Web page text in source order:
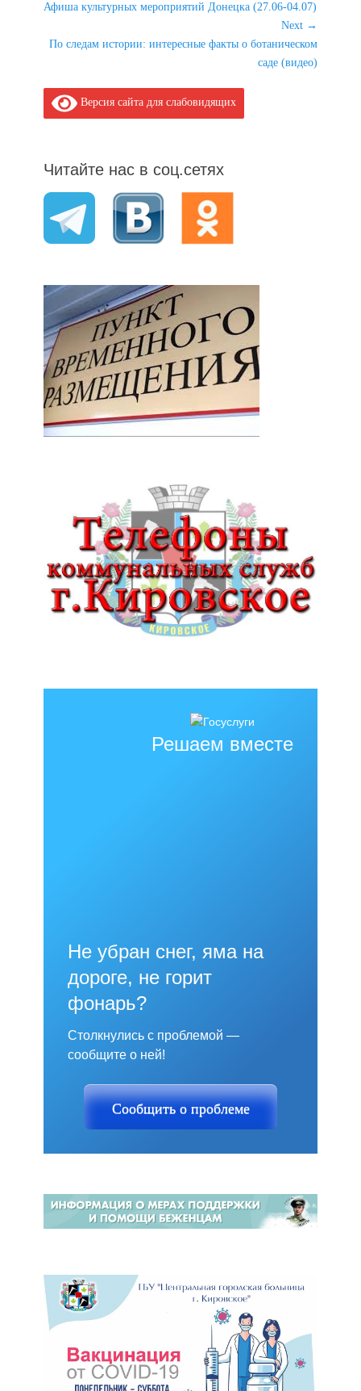
по
Previous
Афиша культурных мероприятий Донецка (27.06-04.07)
Next →
Next
По следам истории: интересные факты о ботаническом
саде (видео)
Версия сайта для слабовидящих
Читайте нас в соц.сетях
Решаем вместе
Не убран снег, яма на
дороге, не горит
фонарь?
Столкнулись с проблемой —
сообщите о ней!
Сообщить о проблеме